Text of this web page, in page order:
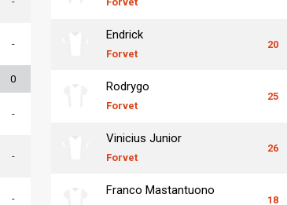
-
0
-
-
-
Endrick
Forvet
20
Rodrygo
Forvet
25
Vinicius Junior
Forvet
26
Franco Mastantuono
18